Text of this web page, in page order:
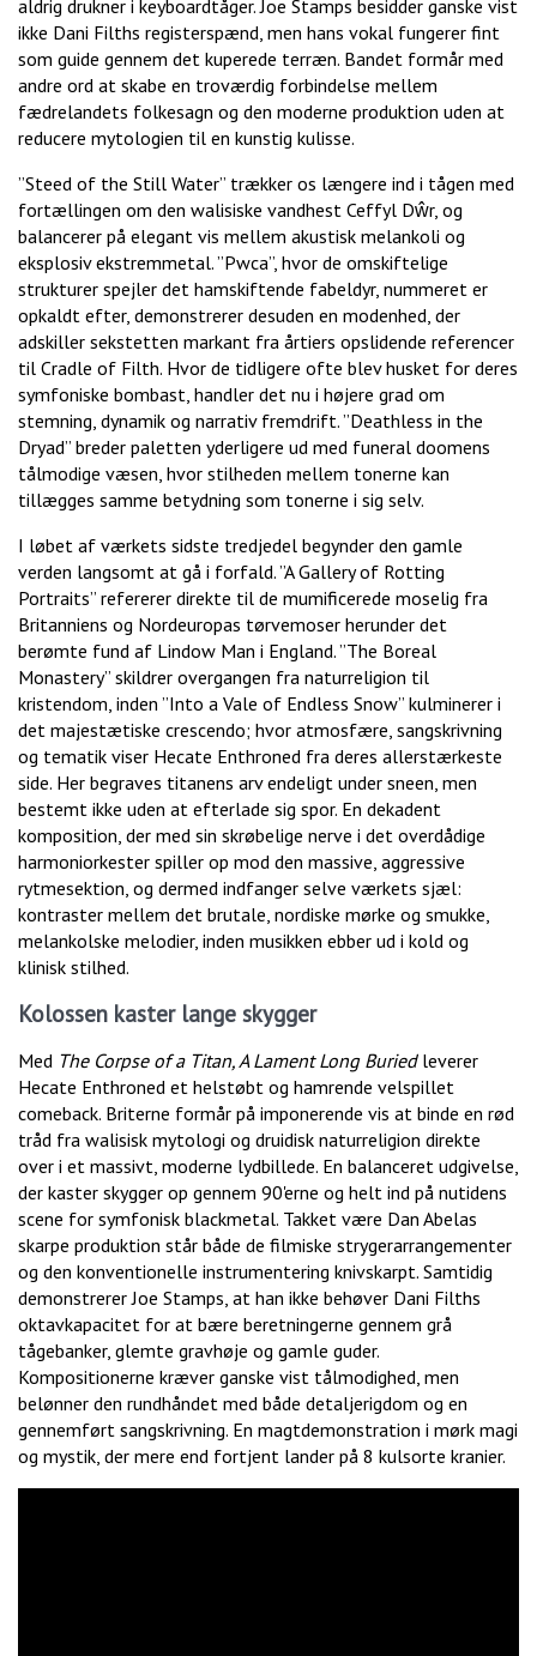
aldrig drukner i keyboardtåger. Joe Stamps besidder ganske vist
ikke Dani Filths registerspænd, men hans vokal fungerer fint
som guide gennem det kuperede terræn. Bandet formår med
andre ord at skabe en troværdig forbindelse mellem
fædrelandets folkesagn og den moderne produktion uden at
reducere mytologien til en kunstig kulisse.
”Steed of the Still Water” trækker os længere ind i tågen med
fortællingen om den walisiske vandhest Ceffyl Dŵr, og
balancerer på elegant vis mellem akustisk melankoli og
eksplosiv ekstremmetal. ”Pwca”, hvor de omskiftelige
strukturer spejler det hamskiftende fabeldyr, nummeret er
opkaldt efter, demonstrerer desuden en modenhed, der
adskiller sekstetten markant fra årtiers opslidende referencer
til Cradle of Filth. Hvor de tidligere ofte blev husket for deres
symfoniske bombast, handler det nu i højere grad om
stemning, dynamik og narrativ fremdrift. ”Deathless in the
Dryad” breder paletten yderligere ud med funeral doomens
tålmodige væsen, hvor stilheden mellem tonerne kan
tillægges samme betydning som tonerne i sig selv.
I løbet af værkets sidste tredjedel begynder den gamle
verden langsomt at gå i forfald. ”A Gallery of Rotting
Portraits” refererer direkte til de mumificerede moselig fra
Britanniens og Nordeuropas tørvemoser herunder det
berømte fund af Lindow Man i England. ”The Boreal
Monastery” skildrer overgangen fra naturreligion til
kristendom, inden ”Into a Vale of Endless Snow” kulminerer i
det majestætiske crescendo; hvor atmosfære, sangskrivning
og tematik viser Hecate Enthroned fra deres allerstærkeste
side. Her begraves titanens arv endeligt under sneen, men
bestemt ikke uden at efterlade sig spor. En dekadent
komposition, der med sin skrøbelige nerve i det overdådige
harmoniorkester spiller op mod den massive, aggressive
rytmesektion, og dermed indfanger selve værkets sjæl:
kontraster mellem det brutale, nordiske mørke og smukke,
melankolske melodier, inden musikken ebber ud i kold og
klinisk stilhed.
Kolossen kaster lange skygger
Med The Corpse of a Titan, A Lament Long Buriedleverer
Hecate Enthroned et helstøbt og hamrende velspillet
comeback. Briterne formår på imponerende vis at binde en rød
tråd fra walisisk mytologi og druidisk naturreligion direkte
over i et massivt, moderne lydbillede. En balanceret udgivelse,
der kaster skygger op gennem 90'erne og helt ind på nutidens
scene for symfonisk blackmetal. Takket være Dan Abelas
skarpe produktion står både de filmiske strygerarrangementer
og den konventionelle instrumentering knivskarpt. Samtidig
demonstrerer Joe Stamps, at han ikke behøver Dani Filths
oktavkapacitet for at bære beretningerne gennem grå
tågebanker, glemte gravhøje og gamle guder.
Kompositionerne kræver ganske vist tålmodighed, men
belønner den rundhåndet med både detaljerigdom og en
gennemført sangskrivning. En magtdemonstration i mørk magi
og mystik, der mere end fortjent lander på 8 kulsorte kranier.